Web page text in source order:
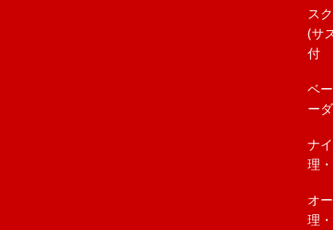
ス
(サ
付
ベ
ー
ナ
理
オ
理